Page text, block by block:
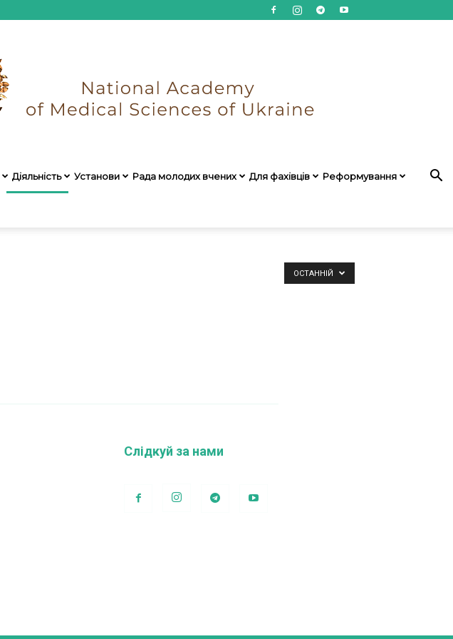
Діяльність Установи Рада молодих вчених Для фахівців Реформування
ОСТАННІЙ
Слідкуй за нами